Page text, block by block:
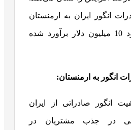
انگور ایران به ارمنستان
در سال 1401، حدود 10 میلیون دلار برآورد شده
انگور به ارمنستان:
انگور صادراتی از ایران
در جذب مشتریان در